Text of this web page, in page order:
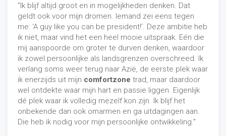
“Ik blijf altijd groot en in mogelijkheden denken. Dat
geldt ook voor mijn dromen. Iemand zei eens tegen
me: ‘A guy like you can be president!’. Deze ambitie heb
ik niet, maar vind het een heel mooie uitspraak. Eén die
mij aanspoorde om groter te durven denken, waardoor
ik zowel persoonlijke als landsgrenzen overschreed. Ik
verlang soms weer terug naar Azië, de eerste plek waar
ik enerzijds uit mijn comfortzone trad, maar daardoor
wel ontdekte waar mijn hart en passie liggen. Eigenlijk
dé plek waar ik volledig mezelf kon zijn. Ik blijf het
onbekende dan ook omarmen en ga uitdagingen aan.
Die heb ik nodig voor mijn persoonlijke ontwikkeling.”